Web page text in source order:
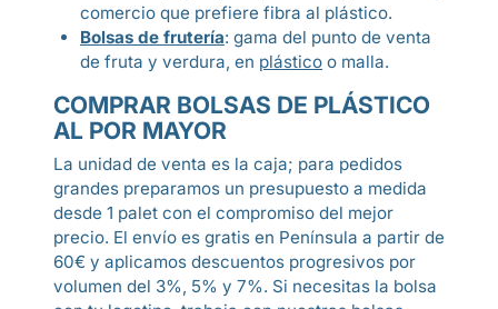
comercio que prefiere fibra al plástico.
Bolsas de frutería: gama del punto de venta
de fruta y verdura, en plástico o malla.
COMPRAR BOLSAS DE PLÁSTICO
AL POR MAYOR
La unidad de venta es la caja; para pedidos
grandes preparamos un presupuesto a medida
desde 1 palet con el compromiso del mejor
precio. El envío es gratis en Península a partir de
60€ y aplicamos descuentos progresivos por
volumen del 3%, 5% y 7%. Si necesitas la bolsa